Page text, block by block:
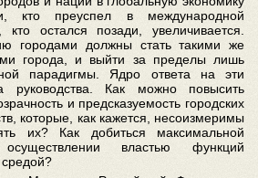
кто преуспел в международной
остался позади, увеличивается.
городами должны стать такими же
города, и выйти за пределы лишь
парадигмы. Ядро ответа на эти
Как можно повысить
и предсказуемость городских
которые, как кажется, несоизмеримы
их? Как добиться максимальной
властью функций